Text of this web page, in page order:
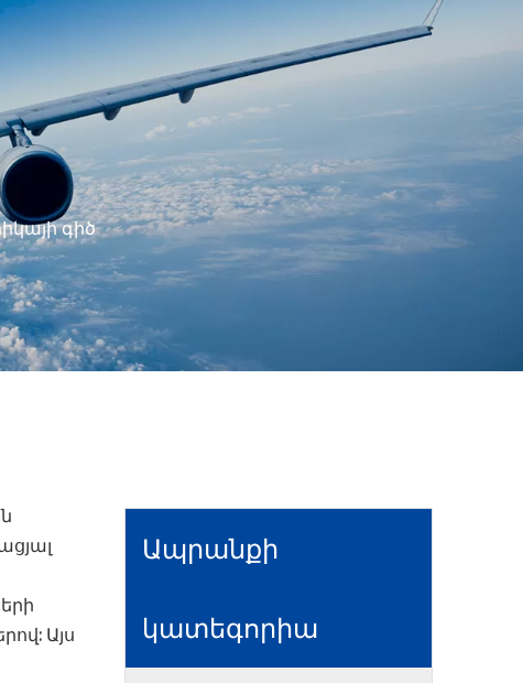
գիծ
Այս
Ապրանքի
կատեգորիա